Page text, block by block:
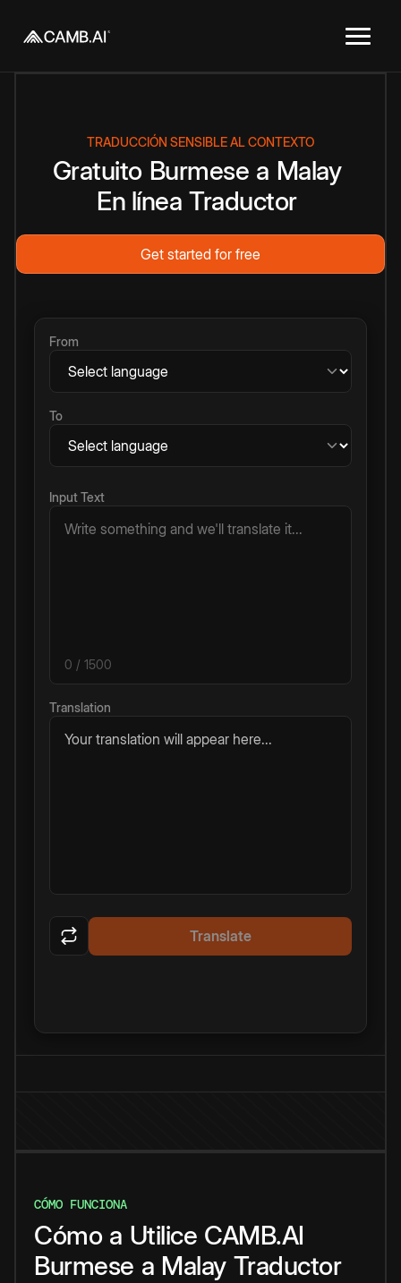
TRADUCCIÓN SENSIBLE AL CONTEXTO
Gratuito Burmese a Malay
En línea Traductor
Get started for free
From
To
Input Text
0 / 1500
Translation
Your translation will appear here...
Translate
CÓMO FUNCIONA
Cómo a Utilice CAMB.AI
Burmese a Malay Traductor